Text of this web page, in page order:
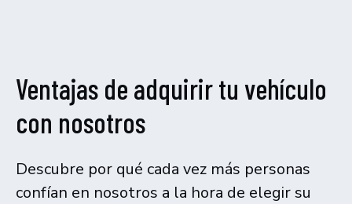
Ventajas de adquirir tu vehículo
con nosotros
Descubre por qué cada vez más personas
confían en nosotros a la hora de elegir su